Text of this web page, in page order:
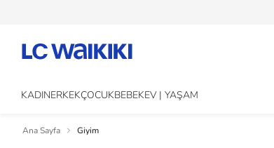
KADINERKEKÇOCUKBEBEKEV | YAŞAM
Ana Sayfa Giyim